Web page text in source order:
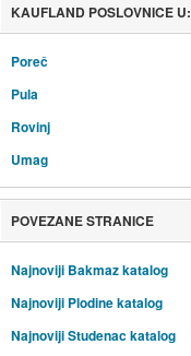
KAUFLAND POSLOVNICE U:
Poreč
Pula
Rovinj
Umag
POVEZANE STRANICE
Najnoviji Bakmaz katalog
Najnoviji Plodine katalog
Najnoviji Studenac katalog